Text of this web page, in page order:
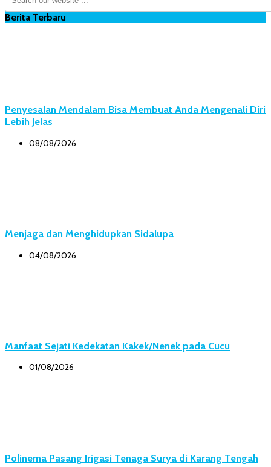
Berita Terbaru
Penyesalan Mendalam Bisa Membuat Anda Mengenali Diri
Lebih Jelas
08/08/2026
Menjaga dan Menghidupkan Sidalupa
04/08/2026
Manfaat Sejati Kedekatan Kakek/Nenek pada Cucu
01/08/2026
Polinema Pasang Irigasi Tenaga Surya di Karang Tengah